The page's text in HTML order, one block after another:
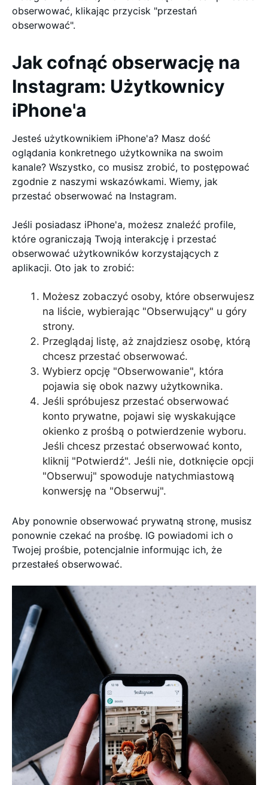
obserwować, klikając przycisk "przestań
obserwować".
Jak cofnąć obserwację na
Instagram: Użytkownicy
iPhone'a
Jesteś użytkownikiem iPhone'a? Masz dość
oglądania konkretnego użytkownika na swoim
kanale? Wszystko, co musisz zrobić, to postępować
zgodnie z naszymi wskazówkami. Wiemy, jak
przestać obserwować na Instagram.
Jeśli posiadasz iPhone'a, możesz znaleźć profile,
które ograniczają Twoją interakcję i przestać
obserwować użytkowników korzystających z
aplikacji. Oto jak to zrobić:
Możesz zobaczyć osoby, które obserwujesz
na liście, wybierając "Obserwujący" u góry
strony.
Przeglądaj listę, aż znajdziesz osobę, którą
chcesz przestać obserwować.
Wybierz opcję "Obserwowanie", która
pojawia się obok nazwy użytkownika.
Jeśli spróbujesz przestać obserwować
konto prywatne, pojawi się wyskakujące
okienko z prośbą o potwierdzenie wyboru.
Jeśli chcesz przestać obserwować konto,
kliknij "Potwierdź". Jeśli nie, dotknięcie opcji
"Obserwuj" spowoduje natychmiastową
konwersję na "Obserwuj".
Aby ponownie obserwować prywatną stronę, musisz
ponownie czekać na prośbę. IG powiadomi ich o
Twojej prośbie, potencjalnie informując ich, że
przestałeś obserwować.